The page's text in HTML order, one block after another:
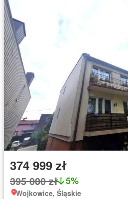
374 999 zł
395 000 zł 5%
Wojkowice, Śląskie